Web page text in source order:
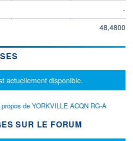
-
48,4800
actuellement disponible.
de YORKVILLE ACQN RG-A
SUR LE FORUM